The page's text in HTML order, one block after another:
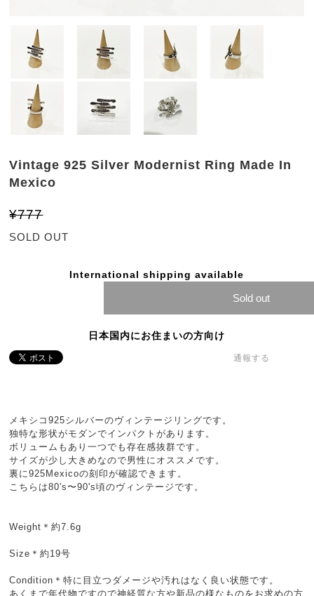
Vintage 925 Silver Modernist Ring Made In
Mexico
¥777
SOLD OUT
International shipping available
Sold out
日本国内にお住まいの方向け
通報する
メキシコ925シルバーのヴィンテージリングです。
独特な形状がモダンでインパクトがあります。
ボリュームもあり一つでも存在感抜群です。
サイズが少し大きめなので男性にオススメです。
裏に925Mexicoの刻印が確認できます。
こちらは80's〜90's頃のヴィンテージです。
Weight＊約7.6g
Size＊約19号
Condition＊特に目立つダメージや汚れはなく良い状態です。
あくまで年代物ですので神経質な方や新品の様なものをお求めの方